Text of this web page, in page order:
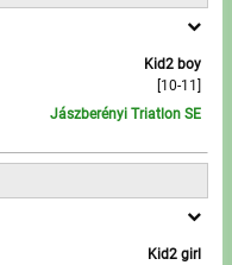
Kid2 boy
[10-11]
Jászberényi Triatlon SE
Kid2 girl